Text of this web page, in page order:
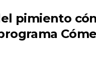
pimiento